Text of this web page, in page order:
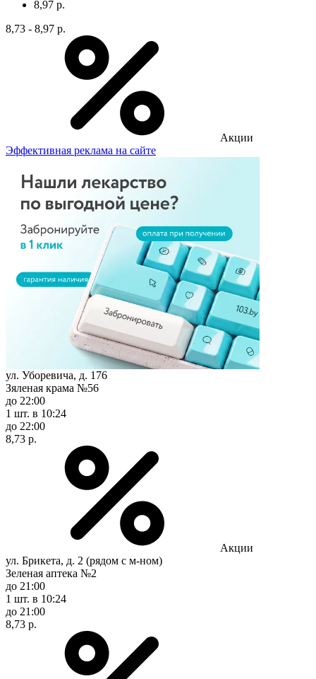
8,97 р.
8,73 - 8,97 р.
Акции
Эффективная реклама на сайте
ул. Уборевича, д. 176
Зяленая крама №56
до 22:00
1 шт. в 10:24
до 22:00
8,73 р.
Акции
ул. Брикета, д. 2 (рядом с м-ном)
Зеленая аптека №2
до 21:00
1 шт. в 10:24
до 21:00
8,73 р.